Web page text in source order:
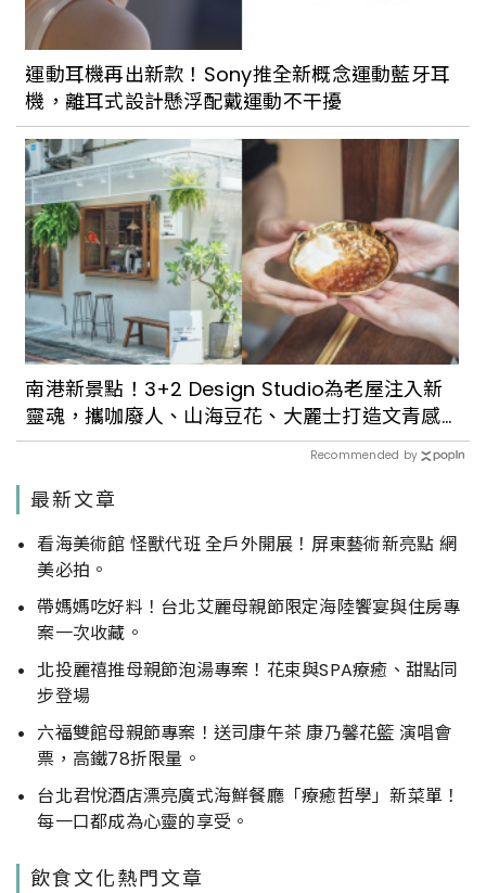
運動耳機再出新款！Sony推全新概念運動藍牙耳
機，離耳式設計懸浮配戴運動不干擾
南港新景點！3+2 Design Studio為老屋注入新
靈魂，攜咖廢人、山海豆花、大麗士打造文青感
聚落
Recommended by
最新文章
看海美術館 怪獸代班 全戶外開展！屏東藝術新亮點 網
美必拍。
帶媽媽吃好料！台北艾麗母親節限定海陸饗宴與住房專
案一次收藏。
北投麗禧推母親節泡湯專案！花束與SPA療癒、甜點同
步登場
六福雙館母親節專案！送司康午茶 康乃馨花籃 演唱會
票，高鐵78折限量。
台北君悅酒店漂亮廣式海鮮餐廳「療癒哲學」新菜單！
每一口都成為心靈的享受。
飲食文化熱門文章